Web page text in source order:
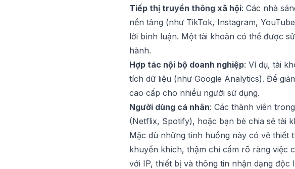
Tiếp thị truyền thông xã hội: Các nhà
nền tảng (như TikTok, Instagram,
lời bình luận. Một tài khoản có thể được
hành.
Hợp tác nội bộ doanh nghiệp: Ví dụ, tài
tích dữ liệu (như Google Analytics). Để
cao cấp cho nhiều người sử dụng.
Người dùng cá nhân: Các thành viên
(Netflix, Spotify), hoặc bạn bè chia sẻ tài
Mặc dù những tình huống này có vẻ thiết
khuyến khích, thậm chí cấm rõ ràng việc
với IP, thiết bị và thông tin nhận dạng